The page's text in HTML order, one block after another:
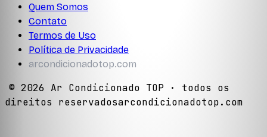
Quem Somos
Contato
Termos de Uso
Política de Privacidade
arcondicionadotop.com
© 2026 Ar Condicionado TOP · todos os
direitos reservadosarcondicionadotop.com